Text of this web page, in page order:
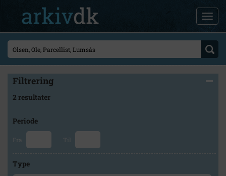
Filtrering
2 resultater
Periode
Fra Til
Type